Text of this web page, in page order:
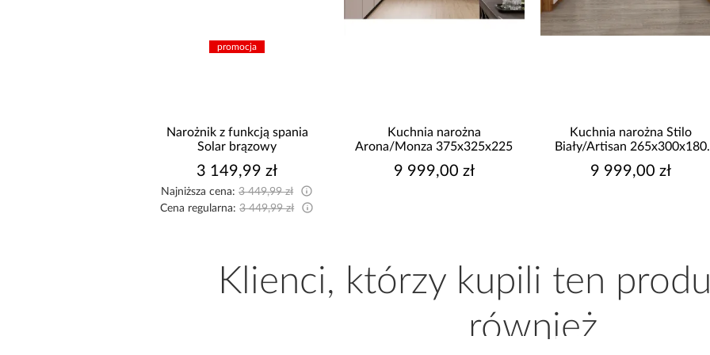
Kuchnia narożna
Arona/Monza 375x325x225
9 999,00 zł
Kuchnia narożna Stilo
Biały/Artisan 265x300x180
9 999,00 zł
Kuchnia Luxeo 260 Baltic
Storm/Beige Set 3
4 289,00 zł
Klienci, którzy kupili ten
również